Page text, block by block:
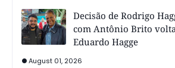
Decisão de Rodrigo
com Antônio Brito
Eduardo Hagge
August 01, 2026